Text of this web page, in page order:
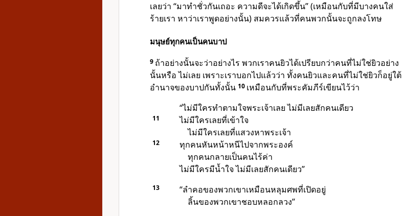
เลยว่า “มาทำชั่วกันเถอะ ความดีจะได้เกิดขึ้น” (เหมือนกับที่มีบางคนใส่
ร้ายเรา หาว่าเราพูดอย่างนั้น) สมควรแล้วที่คนพวกนั้นจะถูกลงโทษ
มนุษย์ทุกคนเป็นคนบาป
9 ถ้าอย่างนั้นจะว่าอย่างไร พวกเราคนยิวได้เปรียบกว่าคนที่ไม่ใช่ยิวอย่าง
นั้นหรือ ไม่เลย เพราะเราบอกไปแล้วว่า ทั้งคนยิวและคนที่ไม่ใช่ยิวก็อยู่ใต้
อำนาจของบาปกันทั้งนั้น 10 เหมือนกับที่พระคัมภีร์เขียนไว้ว่า
“ไม่มีใครทำตามใจพระเจ้าเลย ไม่มีเลยสักคนเดียว
11
ไม่มีใครเลยที่เข้าใจ
ไม่มีใครเลยที่แสวงหาพระเจ้า
12
ทุกคนหันหน้าหนีไปจากพระองค์
ทุกคนกลายเป็นคนไร้ค่า
ไม่มีใครมีน้ำใจ ไม่มีเลยสักคนเดียว”
13
“ลำคอของพวกเขาเหมือนหลุมศพที่เปิดอยู่
ลิ้นของพวกเขาชอบหลอกลวง”